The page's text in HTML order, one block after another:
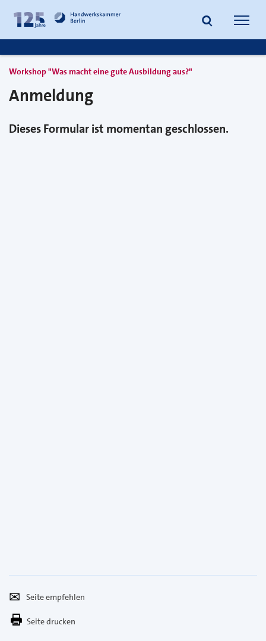
Inhalt
springen
Fußzeile
springen
Suche
Workshop "Was macht eine gute Ausbildung aus?"
Anmeldung
Dieses Formular ist momentan geschlossen.
empfehlen
Per
E-
Seite drucken